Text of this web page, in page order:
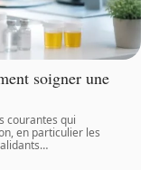
soigner une
courantes qui
en particulier les
…